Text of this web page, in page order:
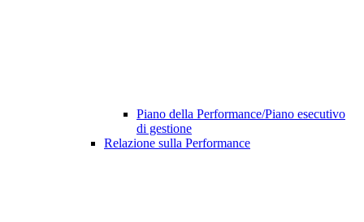
Piano della Performance/Piano esecutivo
di gestione
Relazione sulla Performance